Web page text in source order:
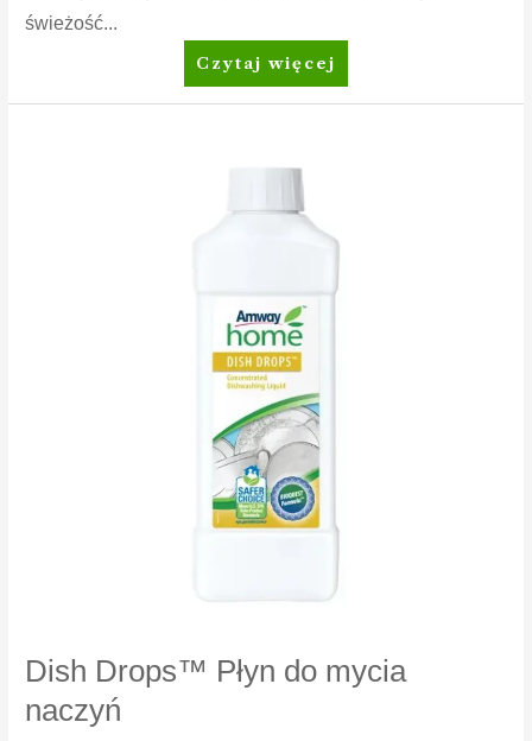
świeżość...
L.O.C.™
Multi
Uniwersalny
czyszczący
Czytaj więcej
Dish Drops™ Płyn do mycia
naczyń